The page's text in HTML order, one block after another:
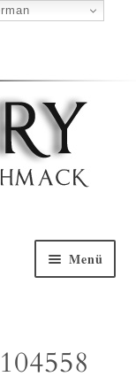
Nach Oben
Menü